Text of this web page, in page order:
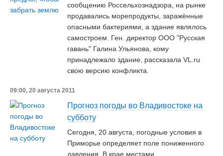
сообщению Россельхознадзора, на рынке
продавались морепродукты, заражённые
опасными бактериями, а здание являлось
самостроем. Ген. директор ООО "Русская
гавань" Галина Ульянова, кому
принадлежало здание, рассказала VL.ru
свою версию конфликта.
09:00, 20 августа 2011
Прогноз погоды во Владивостоке на
субботу
Сегодня, 20 августа, погодные условия в
Приморье определяет поле пониженного
давления. В крае местами